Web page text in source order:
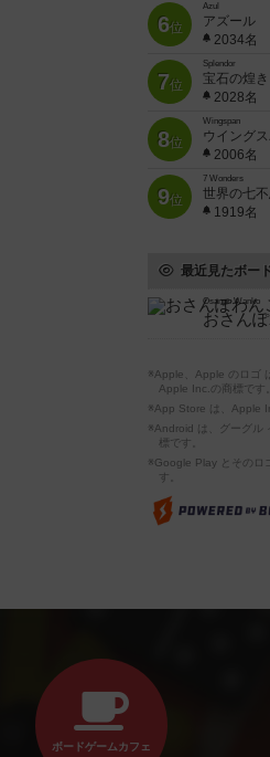
6位
Azul
アズール
2034名
7位
Splendor
宝石の煌き
2028名
8位
Wingspan
ウイング
2006名
9位
7 Wonders
世界の七
1919名
最近見たボー
Osanpo Wanko
おさん
※Apple、Apple のロゴ
Apple Inc.の商標です。
※App Store は、Apple
※Android は、グーグル
標です。
※Google Play とそのロ
す。
ボードゲームカフェ